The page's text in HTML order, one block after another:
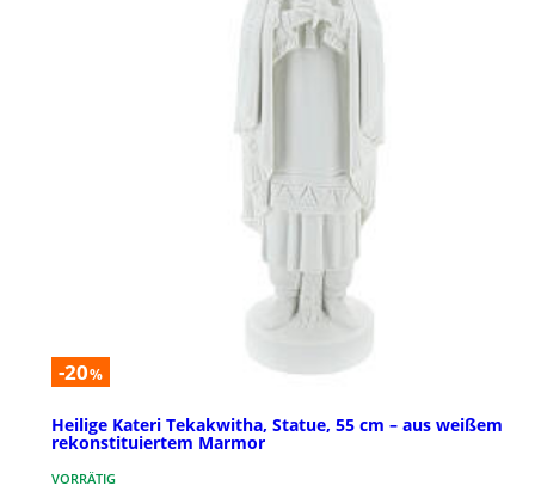
-20%
Heilige Kateri Tekakwitha, Statue, 55 cm – aus weißem
rekonstituiertem Marmor
VORRÄTIG